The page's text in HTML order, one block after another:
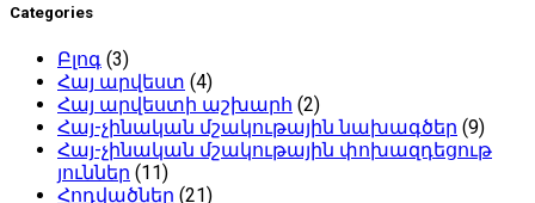
Categories
Բլոգ (3)
Հայ արվեստ (4)
Հայ արվեստի աշխարհ (2)
Հայ-չինական մշակութային նախագծեր (9)
Հայ-չինական մշակութային փոխազդեցութ
յուններ (11)
Հոդվածներ (21)